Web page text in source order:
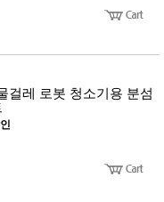
걸레 로봇 청소기용 분섬